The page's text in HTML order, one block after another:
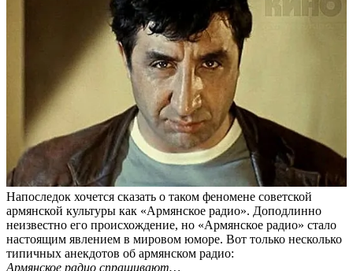
Напоследок хочется сказать о таком феномене советской
армянской культуры как «Армянское радио». Доподлинно
неизвестно его происхождение, но «Армянское радио» стало
настоящим явлением в мировом юморе. Вот только несколько
типичных анекдотов об армянском радио:
Армянское радио спрашивают…